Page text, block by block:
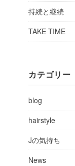
持続と継続
TAKE TIME
カテゴリー
blog
hairstyle
Jの気持ち
News